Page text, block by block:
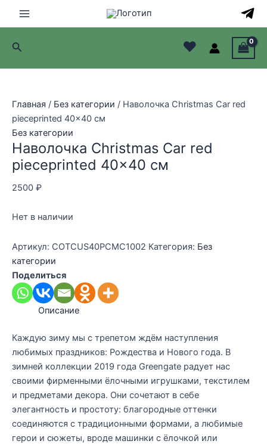
Main
Menu
Поиск ♥
Главная / Без категории / Наволочка Christmas Car red
pieceprinted 40×40 см
Без категории
Наволочка Christmas Car red
pieceprinted 40×40 см
2500 ₽
Нет в наличии
Артикул: COTCUS40PCMC1002 Категория: Без
категории
Поделиться
Описание
Каждую зиму мы с трепетом ждём наступления
любимых праздников: Рождества и Нового года. В
зимней коллекции 2019 года Greengate радует нас
своими фирменными ёлочными игрушками, текстилем
и предметами декора. Они сочетают в себе
элегантность и простоту: благородные оттенки
соединяются с традиционными формами, а любимые
герои и сюжеты, вроде машинки с ёлочкой или